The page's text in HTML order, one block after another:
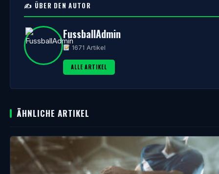
✍️ ÜBER DEN AUTOR
FussballAdmin
1671 Artikel
ALLE ARTIKEL
ÄHNLICHE ARTIKEL